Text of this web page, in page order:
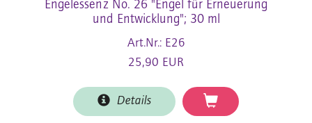
Engelessenz No. 26 "Engel für Erneuerung
und Entwicklung"; 30 ml
Art.Nr.: E26
25,90 EUR
Details